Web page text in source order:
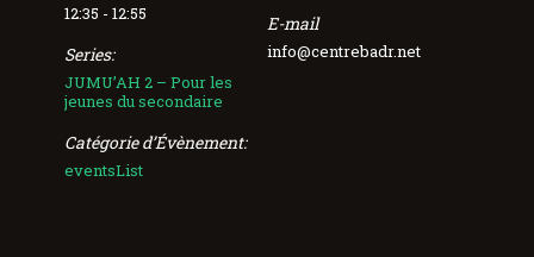
12:35 - 12:55
Series:
JUMU’AH 2 – Pour les
jeunes du secondaire
Catégorie d’Évènement:
eventsList
E-mail
info@centrebadr.net